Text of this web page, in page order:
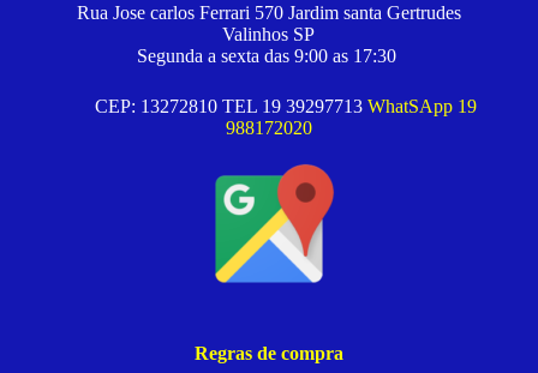
Rua Jose carlos Ferrari 570 Jardim santa Gertrudes
Valinhos SP
Segunda a sexta das 9:00 as 17:30
CEP: 13272810 TEL 19 39297713 WhatSApp 19
988172020
Regras de compra